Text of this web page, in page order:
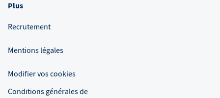
Plus
Recrutement
Mentions légales
Modifier vos cookies
Conditions générales de